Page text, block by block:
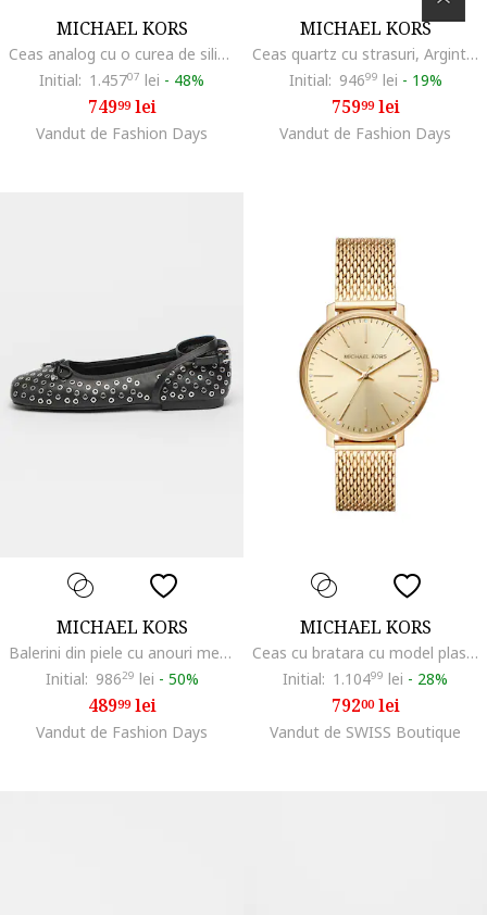
MICHAEL KORS
Ceas analog cu o curea de silicon, Auriu/Negru
Initial: 1.45707 lei - 48%
74999lei
Vandut de Fashion Days
MICHAEL KORS
Ceas quartz cu strasuri, Argintiu/Auriu
Initial: 94699 lei - 19%
75999lei
Vandut de Fashion Days
MICHAEL KORS
Balerini din piele cu anouri metalice Collette, Negru
Initial: 98629 lei - 50%
48999lei
Vandut de Fashion Days
MICHAEL KORS
Ceas cu bratara cu model plasa si cristale Pyper, Auriu deschis
Initial: 1.10499 lei - 28%
79200lei
Vandut de SWISS Boutique